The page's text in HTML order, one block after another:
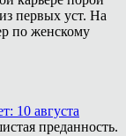
первых уст. На
по женскому
10 августа
преданность.